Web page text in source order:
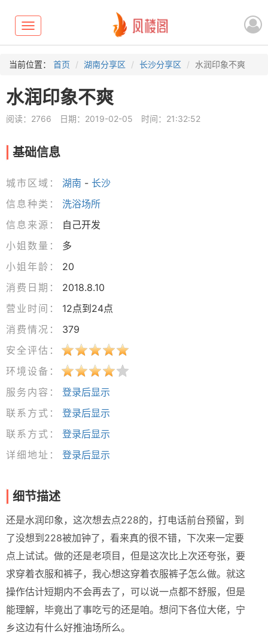
Toggle
navigation
当前位置： 首页 湖南分享区 长沙分享区 水润印象不爽
水润印象不爽
阅读：2766 日期：2019-02-05 时间：21:32:52
基础信息
城市区域： 湖南 - 长沙
信息种类：
洗浴场所
信息来源：
自己开发
小姐数量：
多
小姐年龄：
20
消费日期：
2018.8.10
营业时间：
12点到24点
消费情况：
379
安全评估：
环境设备：
服务内容：
登录后显示
联系方式：
登录后显示
联系方式：
登录后显示
详细地址：
登录后显示
细节描述
还是水润印象，这次想去点228的，打电话前台预留，到
了没想到228被加钟了，看来真的很不错，下次来一定要
点上试试。做的还是老项目，但是这次比上次还夸张，要
求穿着衣服和裤子，我心想这穿着衣服裤子怎么做。就这
操作估计短期内不会再去了，可以说一点都不舒服，但是
能理解，毕竟出了事吃亏的还是咱。想问下各位大佬，宁
乡这边有什么好推油场所么。